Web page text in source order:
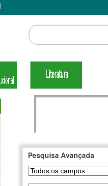
Pesquisa Avançada